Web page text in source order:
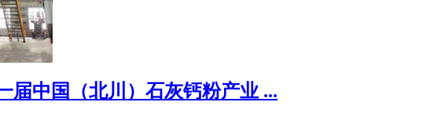
中国（北川）石灰钙粉产业 ...